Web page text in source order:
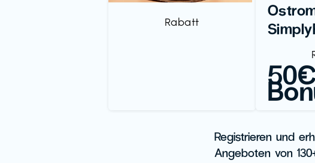
Rabatt
50€
Registrieren und
Angeboten von